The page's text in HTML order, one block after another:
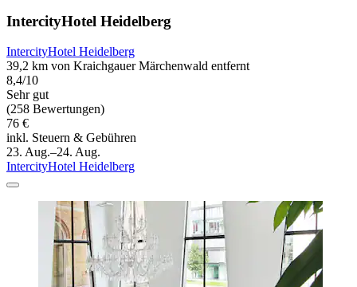
IntercityHotel Heidelberg
IntercityHotel Heidelberg
39,2 km von Kraichgauer Märchenwald entfernt
8,4/10
Sehr gut
(258 Bewertungen)
76 €
inkl. Steuern & Gebühren
23. Aug.–24. Aug.
IntercityHotel Heidelberg